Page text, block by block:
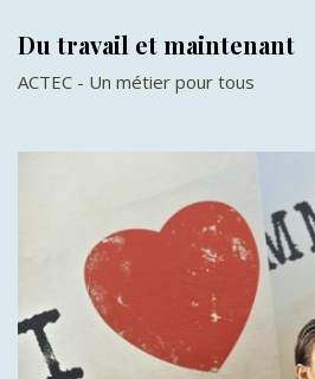
Du travail et maintenant
ACTEC - Un métier pour tous